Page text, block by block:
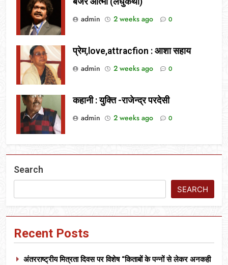
admin
2 weeks ago 0
प्रेम,love,attracfion : आशा सहाय
admin
2 weeks ago 0
कहानी : युक्ति -राजेन्द्र परदेसी
admin
2 weeks ago 0
Search
SEARCH
Recent Posts
अंतरराष्ट्रीय मित्रता दिवस पर विशेष “किताबों के पन्नों से लेकर अनकही